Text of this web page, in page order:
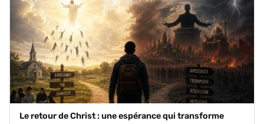
Le retour de Christ : une espérance qui transforme